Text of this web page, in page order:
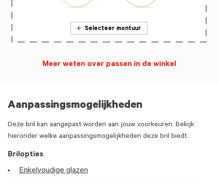
Aanpassingsmogelijkheden
Deze bril kan aangepast worden aan jouw voorkeuren. Bekijk
hieronder welke aanpassingsmogelijkheden deze bril biedt.
Brilopties
Enkelvoudige glazen
Selecteer montuur
Meer weten over passen in de winkel